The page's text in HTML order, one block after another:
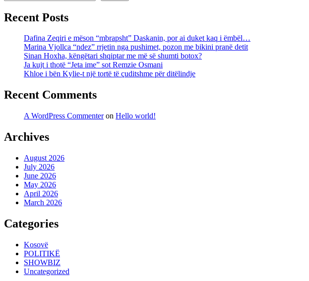
Recent Posts
Dafina Zeqiri e mëson “mbrapsht” Daskanin, por ai duket kaq i ëmbël…
Marina Vjollca “ndez” rrjetin nga pushimet, pozon me bikini pranë detit
Sinan Hoxha, këngëtari shqiptar me më së shumti botox?
Ja kujt i thotë “Jeta ime” sot Remzie Osmani
Khloe i bën Kylie-t një tortë të çuditshme për ditëlindje
Recent Comments
A WordPress Commenteron Hello world!
Archives
August 2026
July 2026
June 2026
May 2026
April 2026
March 2026
Categories
Kosovë
POLITIKË
SHOWBIZ
Uncategorized